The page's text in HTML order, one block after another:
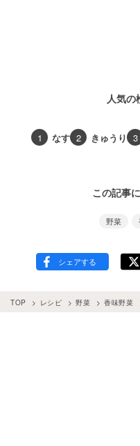
人気の
1 なす 2 きゅうり 3
この記事
野菜
TOP レシピ 野菜 香味野菜